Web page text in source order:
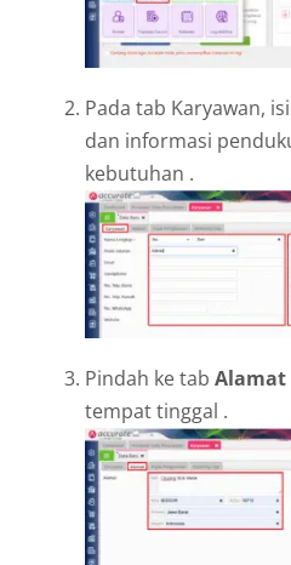
Pada tab Karyawan,
dan informasi
kebutuhan .
Pindah ke tab Alamat
tempat tinggal .